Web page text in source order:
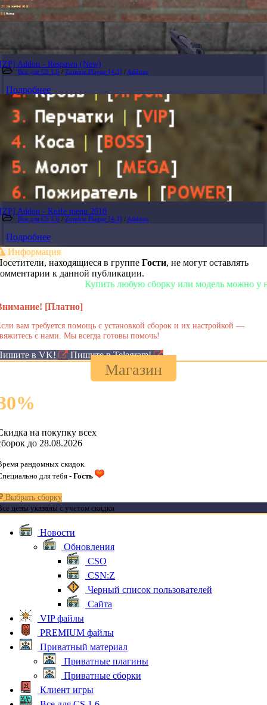
[ZP] Addon - Respawn (New)
Все для CS 1.6 / Zombie Plague [4.3] / Addons
Подробнее
[ZP] Addon - Knife menu 2018
Все для CS 1.6 / Zombie Plague [4.3] / Addons
Подробнее
Информация
находящиеся в группе Гости, не могут оставлять
к данной публикации.
Купить любую сборку или модель можно у нас в
[Платно]
вам требуется помощь с установкой сборок и их настройкой —
с нами. Мы всегда готовы помочь!
в VK! Пишите в Telegram!
Магазин
%
на покупку всех
до 28.08.2026
рандомных скидок.
для тебя - Гость
Выбрать сборку
цены указаны с учетом скидки
Новости
Обновления
CSO
CSN:Z
Черный список пользователей
Сайта
VIP файлы
PREMIUM файлы
Приватный материал
Приватные плагины
Приватные сборки
Клиент игры